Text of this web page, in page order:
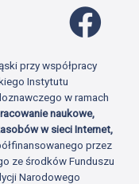
przy współpracy
Instytutu
w ramach
naukowe,
w sieci Internet,
przez
ze środków Funduszu
Narodowego